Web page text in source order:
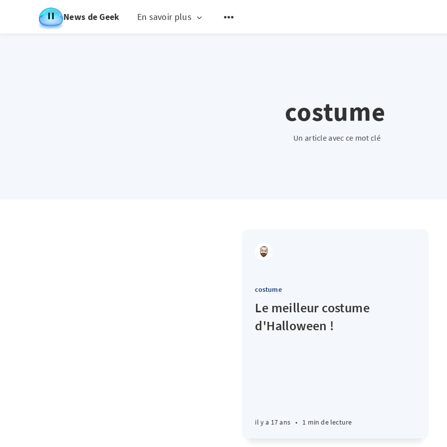
News de Geek En savoir plus
costume
Un article avec ce mot clé
costume
Le meilleur costume
d'Halloween !
il y a 17 ans • 1 min de lecture